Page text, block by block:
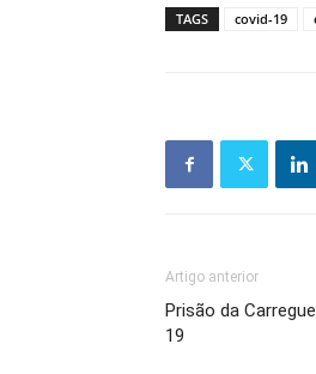
TAGS covid-19
Artigo anterior
Prisão da
19